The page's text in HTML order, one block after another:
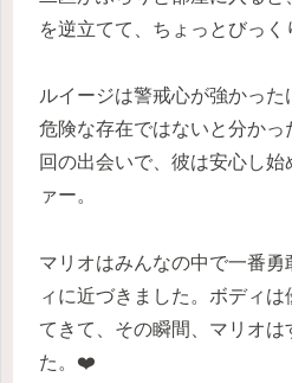
を逆立てて、ちょっとびっく
ルイージは警戒心が強かっ
危険な存在ではないと分かっ
回の出会いで、彼は安心し
ァー。
マリオはみんなの中で一番
ィに近づきました。ボディ
てきて、その瞬間、マリオは
た。❤️